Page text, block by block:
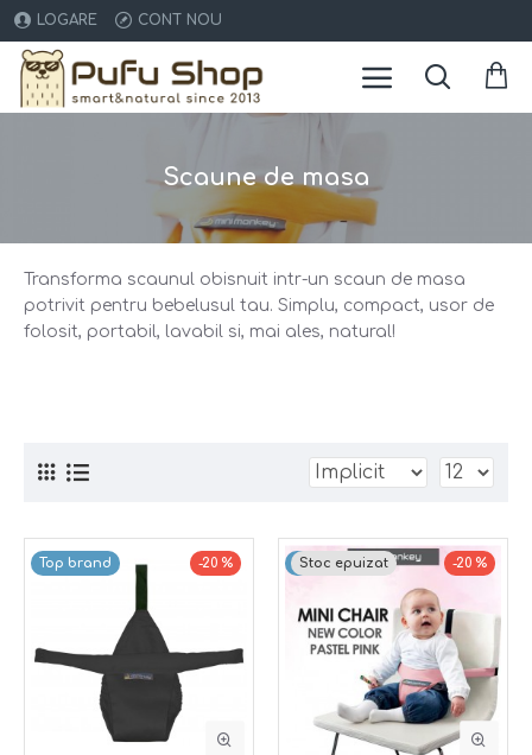
LOGARE CONT NOU
Scaune de masa
Transforma scaunul obisnuit intr-un scaun de masa
potrivit pentru bebelusul tau. Simplu, compact, usor de
folosit, portabil, lavabil si, mai ales, natural!
Top brand -20 % Top brand -20 %
Stoc epuizat